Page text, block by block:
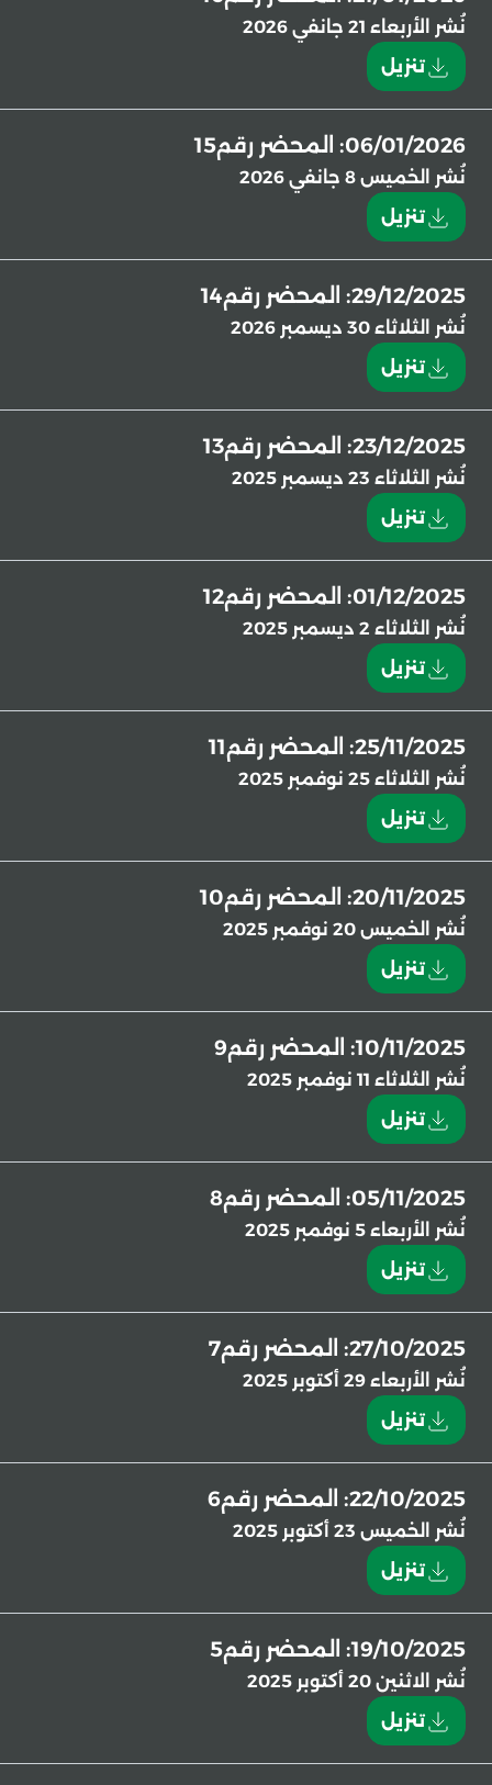
نُشر
الأربعاء 21 جانفي 2026
تنزيل
06/01/2026: المحضر رقم15
نُشر
الخميس 8 جانفي 2026
تنزيل
29/12/2025: المحضر رقم14
نُشر
الثلاثاء 30 ديسمبر 2026
تنزيل
23/12/2025: المحضر رقم13
نُشر
الثلاثاء 23 ديسمبر 2025
تنزيل
01/12/2025: المحضر رقم12
نُشر
الثلاثاء 2 ديسمبر 2025
تنزيل
25/11/2025: المحضر رقم11
نُشر
الثلاثاء 25 نوفمبر 2025
تنزيل
20/11/2025: المحضر رقم10
نُشر
الخميس 20 نوفمبر 2025
تنزيل
10/11/2025: المحضر رقم9
نُشر
الثلاثاء 11 نوفمبر 2025
تنزيل
05/11/2025: المحضر رقم8
نُشر
الأربعاء 5 نوفمبر 2025
تنزيل
27/10/2025: المحضر رقم7
نُشر
الأربعاء 29 أكتوبر 2025
تنزيل
22/10/2025: المحضر رقم6
نُشر
الخميس 23 أكتوبر 2025
تنزيل
19/10/2025: المحضر رقم5
نُشر
الاثنين 20 أكتوبر 2025
تنزيل